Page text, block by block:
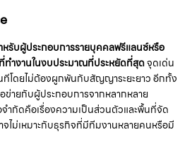
ำหรับผู้ประกอบการรายบุคคลฟรีแลนซ์หรือ
ำงานในงบประมาณที่ประหยัดที่สุดจุดเด่น
ทีโดยไม่ต้องผูกพันกับสัญญาระยะยาว อีกทั้ง
ข่ายกับผู้ประกอบการจากหลากหลาย
ำกัดคือเรื่องความเป็นส่วนตัวและพื้นที่จัด
ไม่เหมาะกับธุรกิจที่มีทีมงานหลายคนหรือมี